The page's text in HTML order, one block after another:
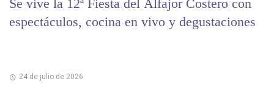
Se vive la 12ª Fiesta del Alfajor Costero con
espectáculos, cocina en vivo y degustaciones
24 de julio de 2026